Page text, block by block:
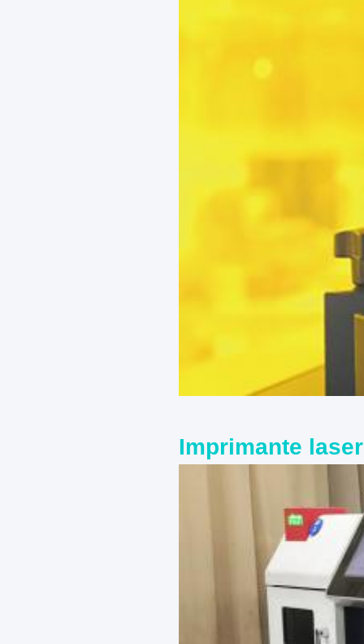
Imprimante